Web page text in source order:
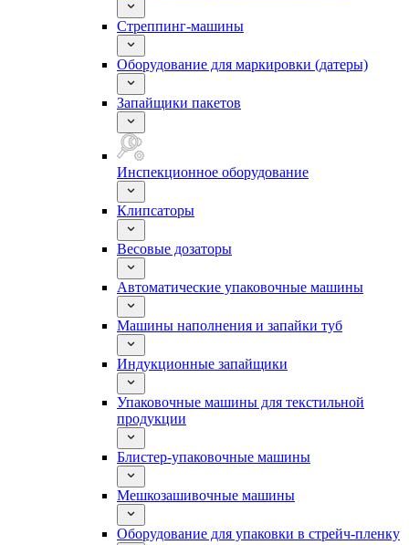
Стреппинг-машины
Оборудование для маркировки (датеры)
Запайщики пакетов
Инспекционное оборудование
Клипсаторы
Весовые дозаторы
Автоматические упаковочные машины
Машины наполнения и запайки туб
Индукционные запайщики
Упаковочные машины для текстильной
продукции
Блистер-упаковочные машины
Мешкозашивочные машины
Оборудование для упаковки в стрейч-пленку